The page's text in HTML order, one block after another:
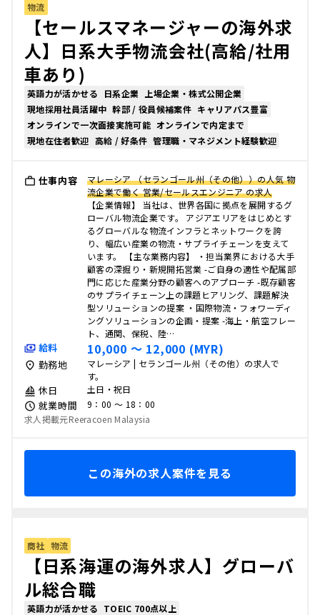
物流
【セールスマネージャーの海外求
人】日系大手物流会社(高給/社用
車あり)
英語力が活かせる 日系企業
上場企業・株式公開企業
現地採用社員活躍中 幹部 / 役員候補案件 キャリアパス豊富
オンラインで一次面接実施可能 オンラインで内定まで
現地在住者歓迎 高給 / 好条件 管理職・マネジメント経験歓迎
仕事内容
マレーシア （セランゴール州（その他））の人気 物
流企業で働く 営業/セールスエンジニア の求人
【企業情報】 当社は、世界各国に拠点を展開するグ
ローバル物流企業です。 アジアエリアをはじめとす
るグローバルな物流インフラとネットワークを誇
り、幅広い産業の物流・サプライチェーンを支えて
います。 【主な業務内容】 ・担当業界における大手
顧客の深掘り・新規開拓営業 -ご自身の適性や配属部
門に応じた産業分野の顧客へのアプローチ -既存顧客
のサプライチェーン上の課題ヒアリング、課題解決
型ソリューションの提案 ・国際物流・フォワーディ
ングソリューションの企画・提案 -海上・航空フレー
ト、通関、保税、陸…
給料 10,000 〜 12,000 (MYR)
勤務地
マレーシア | セランゴール州（その他）の求人で
す。
休日 土日・祝日
就業時間
9：00 〜 18：00
求人掲載元Reeracoen Malaysia
この海外の求人案件を見る
商社 物流
【日系海運の海外求人】グローバ
ル総合職
英語力が活かせる TOEIC 700点以上